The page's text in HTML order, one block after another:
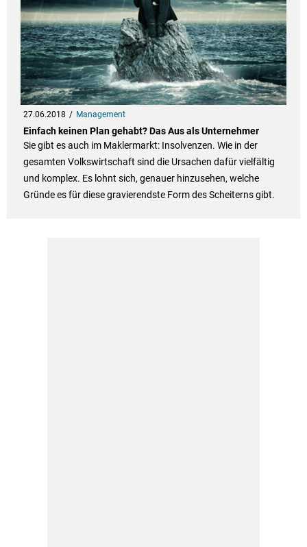
27.06.2018 Management
Einfach keinen Plan gehabt? Das Aus als Unternehmer
Sie gibt es auch im Maklermarkt: Insolvenzen. Wie in der
gesamten Volkswirtschaft sind die Ursachen dafür vielfältig
und komplex. Es lohnt sich, genauer hinzusehen, welche
Gründe es für diese gravierendste Form des Scheiterns gibt.